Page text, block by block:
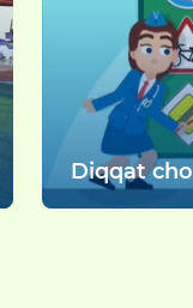
Diqqat